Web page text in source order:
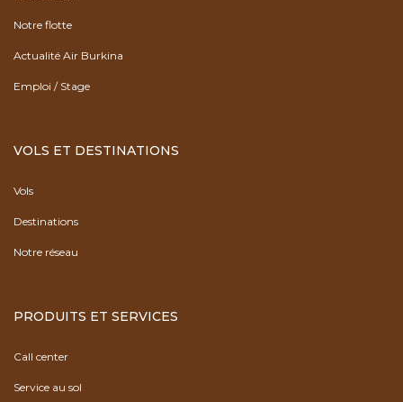
Notre flotte
Actualité Air Burkina
Emploi / Stage
VOLS ET DESTINATIONS
Vols
Destinations
Notre réseau
PRODUITS ET SERVICES
Call center
Service au sol